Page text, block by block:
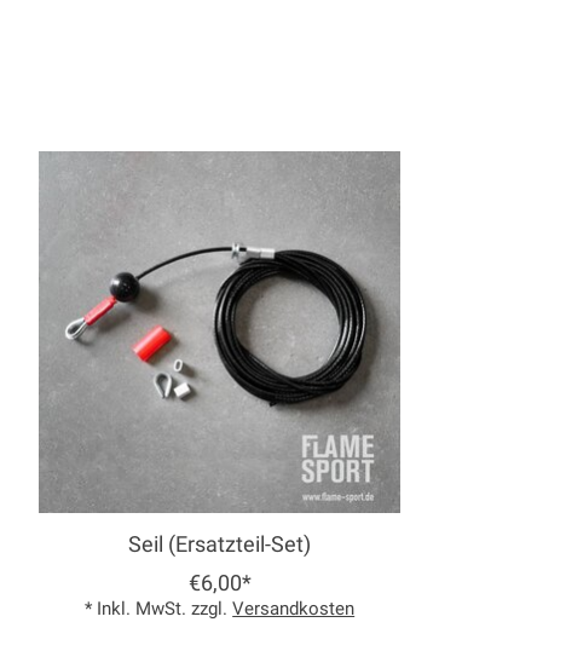
Produkt-Karussell-Artikel
Seil (Ersatzteil-Set)
€6,00*
* Inkl. MwSt. zzgl.Versandkosten